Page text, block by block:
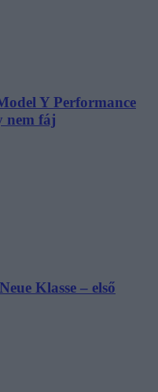
Y Performance
nem fáj
Klasse – első